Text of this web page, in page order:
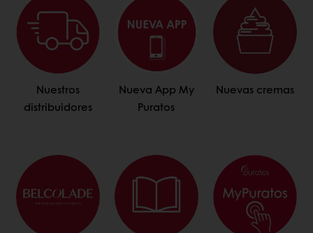
Nuestros
distribuidores
Nueva App My
Puratos
Nuevas cremas